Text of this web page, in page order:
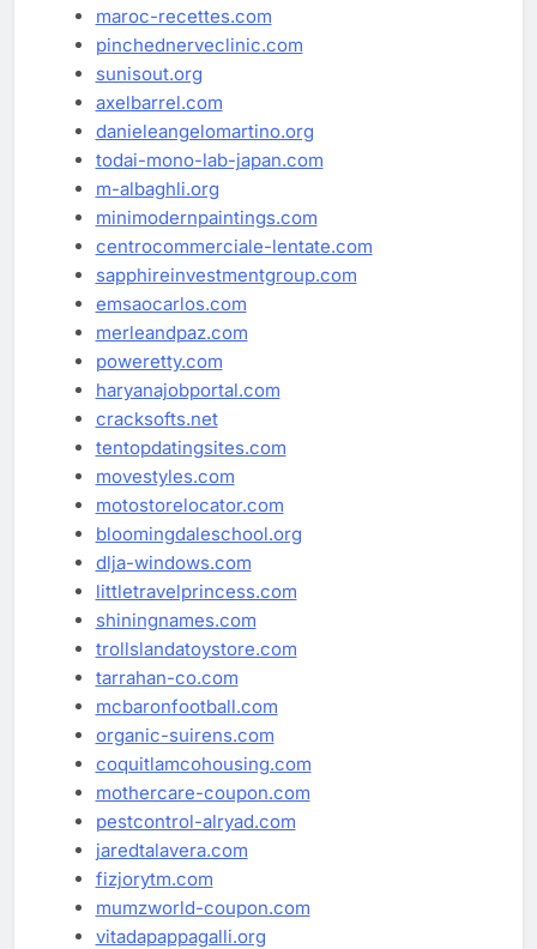
maroc-recettes.com
pinchednerveclinic.com
sunisout.org
axelbarrel.com
danieleangelomartino.org
todai-mono-lab-japan.com
m-albaghli.org
minimodernpaintings.com
centrocommerciale-lentate.com
sapphireinvestmentgroup.com
emsaocarlos.com
merleandpaz.com
poweretty.com
haryanajobportal.com
cracksofts.net
tentopdatingsites.com
movestyles.com
motostorelocator.com
bloomingdaleschool.org
dlja-windows.com
littletravelprincess.com
shiningnames.com
trollslandatoystore.com
tarrahan-co.com
mcbaronfootball.com
organic-suirens.com
coquitlamcohousing.com
mothercare-coupon.com
pestcontrol-alryad.com
jaredtalavera.com
fizjorytm.com
mumzworld-coupon.com
vitadapappagalli.org